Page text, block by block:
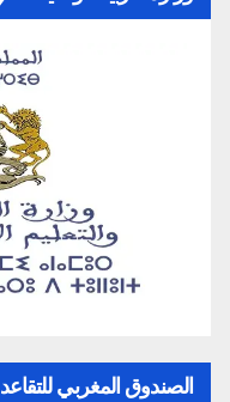
الصندوق المغربي للتقاعد